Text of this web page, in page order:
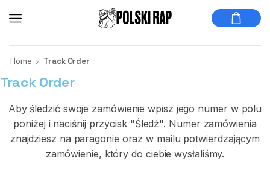
Home Track Order
Track Order
Aby śledzić swoje zamówienie wpisz jego numer w polu
poniżej i naciśnij przycisk "Śledź". Numer zamówienia
znajdziesz na paragonie oraz w mailu potwierdzającym
zamówienie, który do ciebie wysłaliśmy.